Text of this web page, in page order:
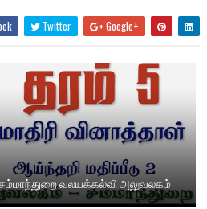
Twitter Google+
சம்மாந்துறை வலயக்கல்வி அலுவலகம்